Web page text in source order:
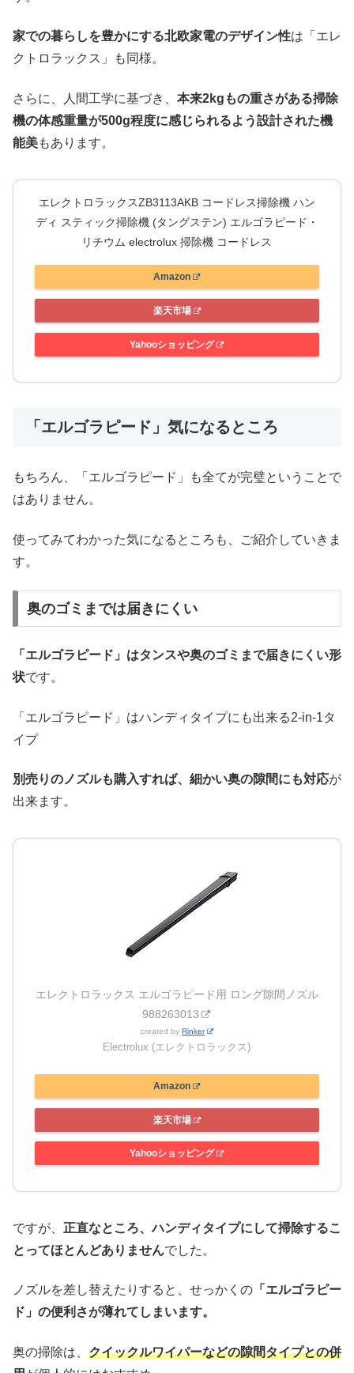
家での暮らしを豊かにする北欧家電のデザイン性は「エレ
クトロラックス」も同様。
さらに、人間工学に基づき、 本来2kgもの重さがある掃除
機の体感重量が500g程度に感じられるよう設計された機
能美もあります。
エレクトロラックスZB3113AKB コードレス掃除機 ハン
ディ スティック掃除機 (タングステン) エルゴラピード・
リチウム electrolux 掃除機 コードレス
Amazon
楽天市場
Yahooショッピング
「エルゴラピード」気になるところ
もちろん、「エルゴラピード」も全てが完璧ということで
はありません。
使ってみてわかった気になるところも、ご紹介していきま
す。
奥のゴミまでは届きにくい
「エルゴラピード」はタンスや奥のゴミまで届きにくい形
状です。
「エルゴラピード」はハンディタイプにも出来る2-in-1タ
イプ
別売りのノズルも購入すれば、細かい奥の隙間にも対応が
出来ます。
エレクトロラックス エルゴラピード用 ロング隙間ノズル
988263013
created by Rinker
Electrolux (エレクトロラックス)
Amazon
楽天市場
Yahooショッピング
ですが、 正直なところ、ハンディタイプにして掃除するこ
とってほとんどありませんでした。
ノズルを差し替えたりすると、せっかくの 「エルゴラピー
ド」の便利さが薄れてしまいます。
奥の掃除は、 クイックルワイパーなどの隙間タイプとの併